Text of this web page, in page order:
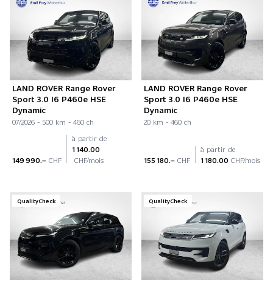
LAND ROVER Range Rover
Sport 3.0 I6 P460e HSE
Dynamic
07/2026 - 500 km - 460 ch
149 990.– CHF
à partir de
1 140.00
CHF/mois
LAND ROVER Range Rover
Sport 3.0 I6 P460e HSE
Dynamic
20 km - 460 ch
155 180.– CHF
à partir de
1 180.00 CHF/mois
QualityCheck QualityCheck